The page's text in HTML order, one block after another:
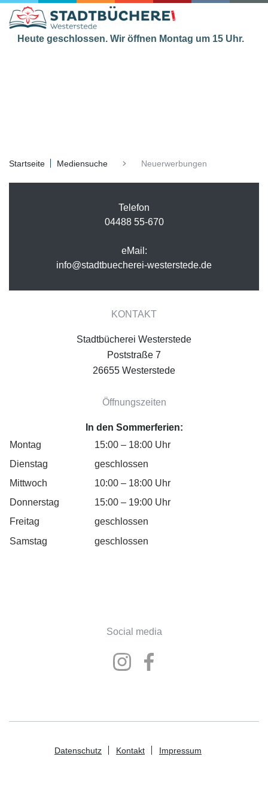
Heute geschlossen. Wir öffnen Montag um 15 Uhr.
Startseite Mediensuche Neuerwerbungen
Telefon
04488 55-670
eMail:
info@stadtbuecherei-westerstede.de
KONTAKT
Stadtbücherei Westerstede
Poststraße 7
26655 Westerstede
Öffnungszeiten
In den Sommerferien:
Montag
15:00 – 18:00 Uhr
Dienstag
geschlossen
Mittwoch
10:00 – 18:00 Uhr
Donnerstag
15:00 – 19:00 Uhr
Freitag
geschlossen
Samstag
geschlossen
Social media
Datenschutz Kontakt Impressum